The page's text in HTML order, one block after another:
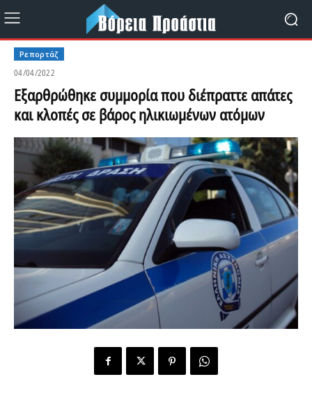
Ρεπορτάζ
04/04/2022
Εξαρθρώθηκε συμμορία που διέπραττε απάτες
και κλοπές σε βάρος ηλικιωμένων ατόμων